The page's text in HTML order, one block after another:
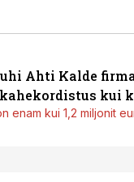
Ahti Kalde
kui
enam kui 1,2 miljonit